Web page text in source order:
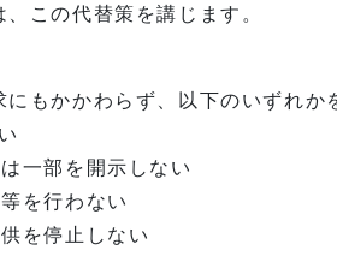
この代替策を講じます。
もかかわらず、以下のいずれ
一部を開示しない
を行わない
を停止しない